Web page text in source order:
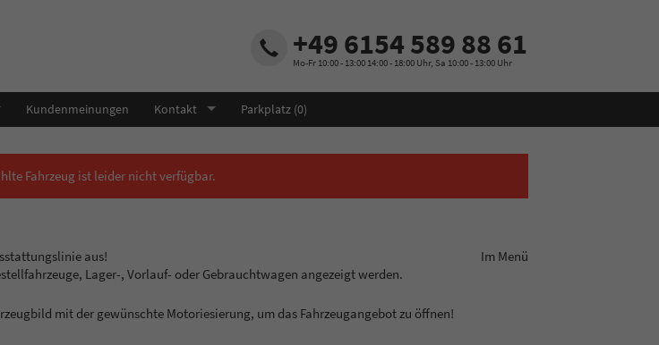
+49 6154 589 88 61
Mo-Fr 10:00 - 13:00 14:00 - 18:00 Uhr, Sa 10:00 - 13:00 Uhr
Kundenmeinungen Kontakt Parkplatz (0)
Fahrzeug ist leider nicht verfügbar.
jetzt die Ausstattungslinie aus! Im Menü
Lager-, Vorlauf- oder Gebrauchtwagen angezeigt werden.
mit der gewünschte Motoriesierung, um das Fahrzeugangebot zu öffnen!